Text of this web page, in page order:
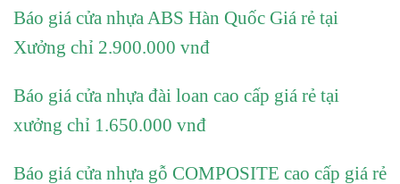
Báo giá cửa nhựa ABS Hàn Quốc Giá rẻ tại
Xưởng chỉ 2.900.000 vnđ
Báo giá cửa nhựa đài loan cao cấp giá rẻ tại
xưởng chỉ 1.650.000 vnđ
Báo giá cửa nhựa gỗ COMPOSITE cao cấp giá rẻ